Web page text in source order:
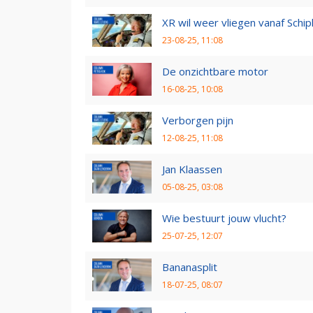
XR wil weer vliegen vanaf
23-08-25, 11:08
De onzichtbare motor
16-08-25, 10:08
Verborgen pijn
12-08-25, 11:08
Jan Klaassen
05-08-25, 03:08
Wie bestuurt jouw vlucht?
25-07-25, 12:07
Bananasplit
18-07-25, 08:07